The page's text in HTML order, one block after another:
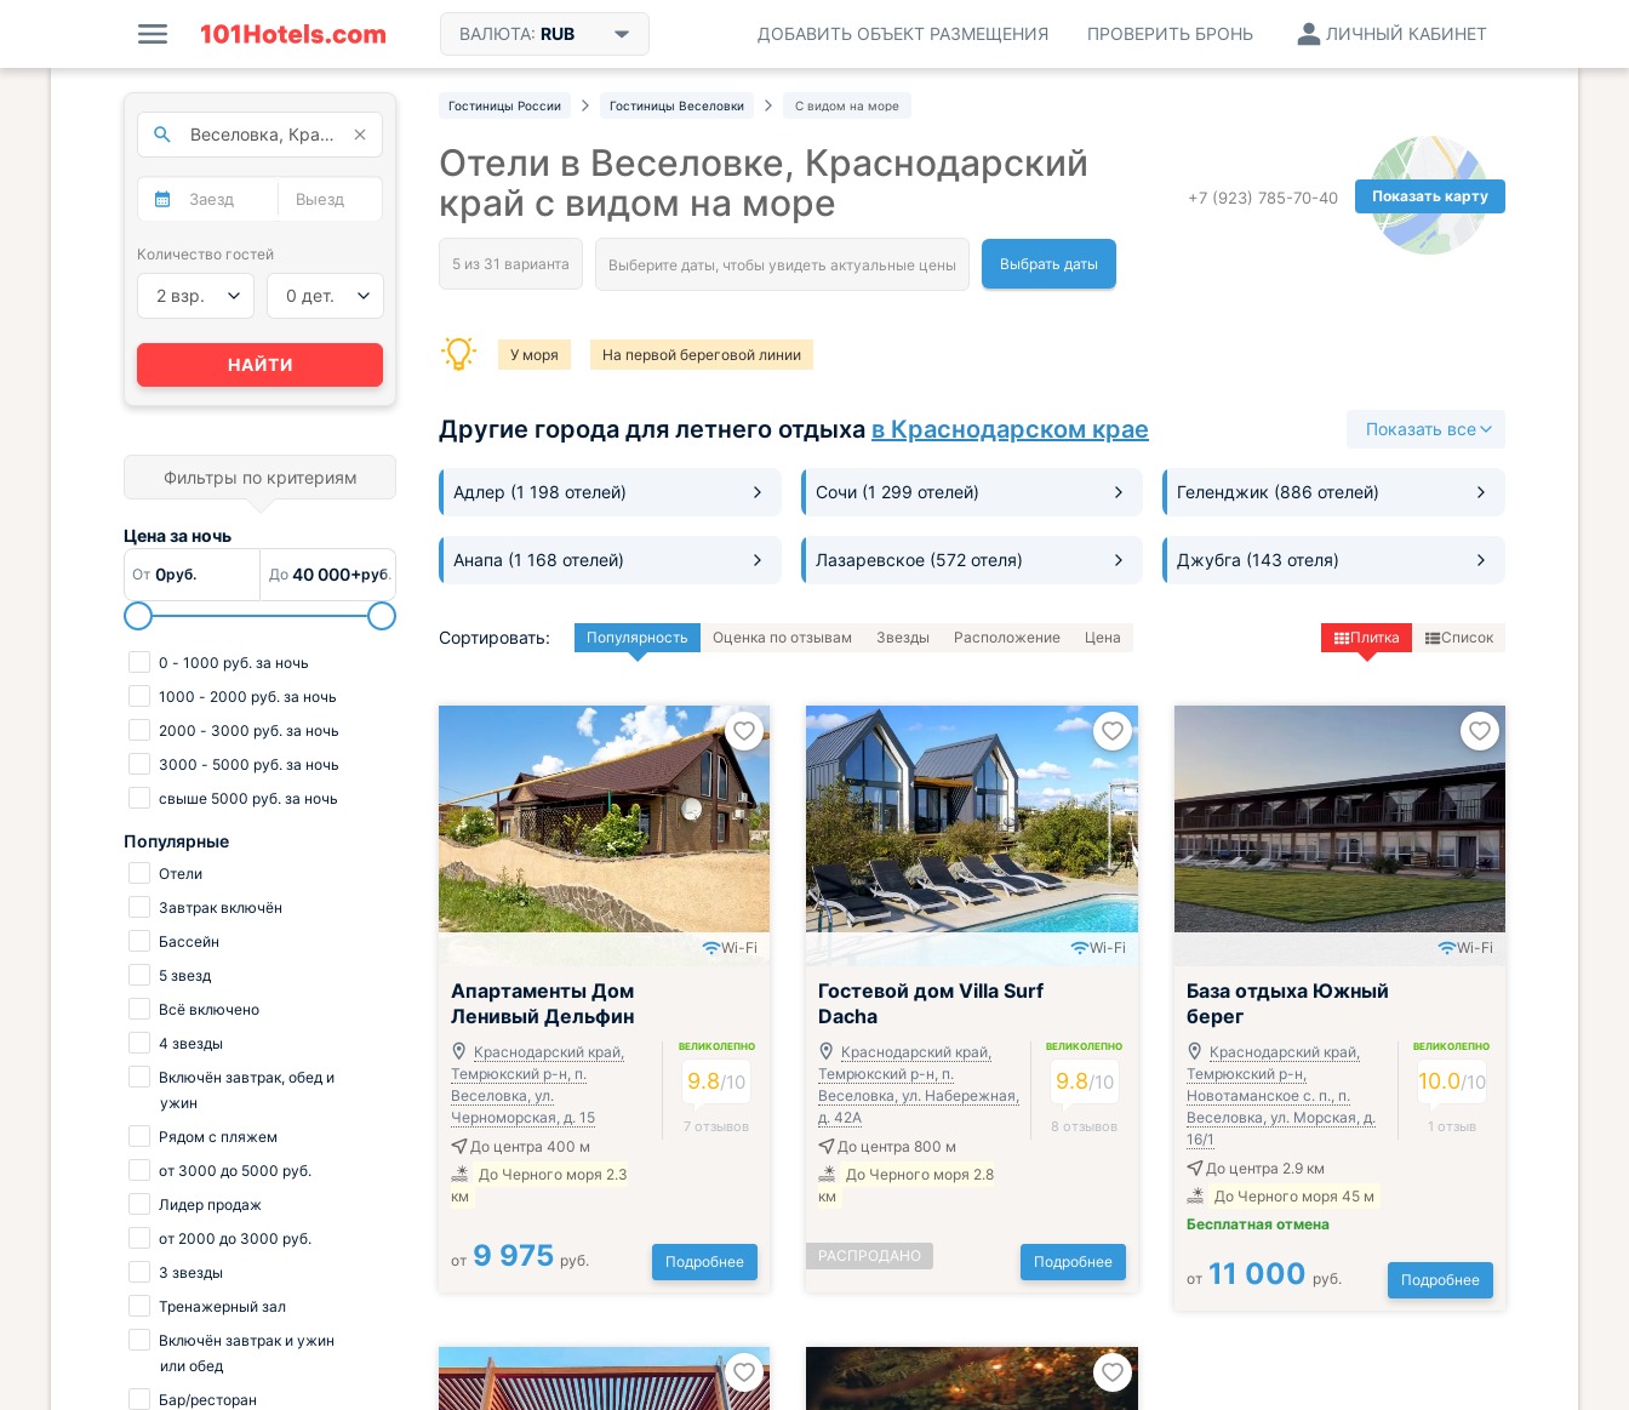
ВАЛЮТА: RUB ЛИЧНЫЙ КАБИНЕТ
ПРОВЕРИТЬ БРОНЬ
ДОБАВИТЬ ОБЪЕКТ РАЗМЕЩЕНИЯ
Гостиницы России Гостиницы Веселовки С видом на море
Показать карту
+7 (923) 785-70-40
Отели в Веселовке, Краснодарский
край с видом на море
Выбрать даты
У моря На первой береговой линии
Другие города для летнего отдыха в Краснодарском крае Показать все
Адлер (1 198 отелей) Сочи (1 299 отелей) Геленджик (886 отелей)
Анапа (1 168 отелей) Лазаревское (572 отеля) Джубга (143 отеля)
Сортировать: Популярность Оценка по отзывам Звезды Расположение Цена Плитка Список
Wi-Fi
Апартаменты Дом
Ленивый Дельфин
Краснодарский край,
Темрюкский р-н, п.
Веселовка, ул.
Черноморская, д. 15
До центра 400 м
До Черного моря 2.3
км
ВЕЛИКОЛЕПНО
9.8/10
7 отзывов
от 9 975 руб. Подробнее
Wi-Fi
Гостевой дом Villa Surf
Dacha
Краснодарский край,
Темрюкский р-н, п.
Веселовка, ул. Набережная,
д. 42А
До центра 800 м
До Черного моря 2.8
км
ВЕЛИКОЛЕПНО
9.8/10
8 отзывов
РАСПРОДАНО Подробнее
Wi-Fi
База отдыха Южный
берег
Краснодарский край,
Темрюкский р-н,
Новотаманское с. п., п.
Веселовка, ул. Морская, д.
16/1
До центра 2.9 км
До Черного моря 45 м
Бесплатная отмена
ВЕЛИКОЛЕПНО
10.0/10
1 отзыв
от 11 000 руб. Подробнее
Количество гостей
2 взр. 0 дет.
НАЙТИ
Фильтры по критериям
Цена заночь
От 0руб. До 40 000+руб.
0 - 1000 руб. за ночь
1000 - 2000 руб. за ночь
2000 - 3000 руб. за ночь
3000 - 5000 руб. за ночь
свыше 5000 руб. за ночь
Популярные
Отели
Завтрак включён
Бассейн
5 звезд
Всё включено
4 звезды
Включён завтрак, обед и
ужин
Рядом с пляжем
от 3000 до 5000 руб.
Лидер продаж
от 2000 до 3000 руб.
3 звезды
Тренажерный зал
Включён завтрак и ужин
или обед
Бар/ресторан